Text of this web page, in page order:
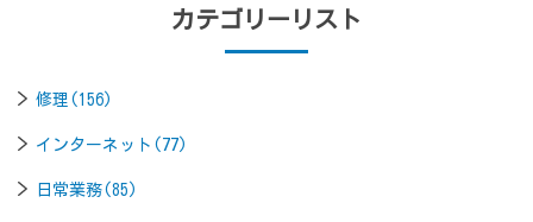
カテゴリーリスト
修理(156)
インターネット(77)
日常業務(85)